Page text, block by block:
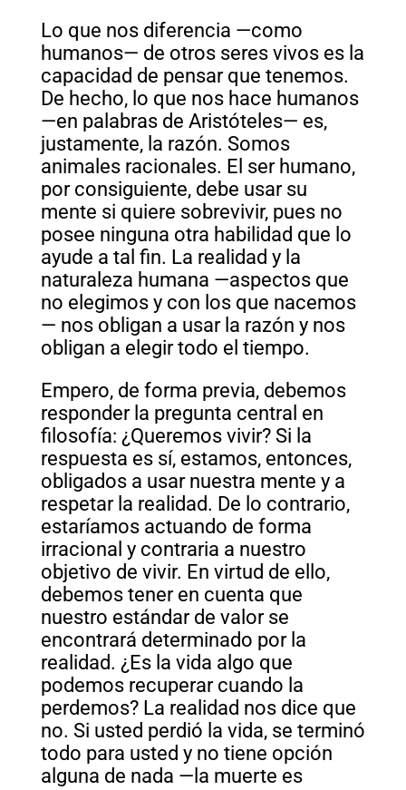
Lo que nos diferencia —como
humanos— de otros seres vivos es la
capacidad de pensar que tenemos.
De hecho, lo que nos hace humanos
—en palabras de Aristóteles— es,
justamente, la razón. Somos
animales racionales. El ser humano,
por consiguiente, debe usar su
mente si quiere sobrevivir, pues no
posee ninguna otra habilidad que lo
ayude a tal fin. La realidad y la
naturaleza humana —aspectos que
no elegimos y con los que nacemos
— nos obligan a usar la razón y nos
obligan a elegir todo el tiempo.
Empero, de forma previa, debemos
responder la pregunta central en
filosofía: ¿Queremos vivir? Si la
respuesta es sí, estamos, entonces,
obligados a usar nuestra mente y a
respetar la realidad. De lo contrario,
estaríamos actuando de forma
irracional y contraria a nuestro
objetivo de vivir. En virtud de ello,
debemos tener en cuenta que
nuestro estándar de valor se
encontrará determinado por la
realidad. ¿Es la vida algo que
podemos recuperar cuando la
perdemos? La realidad nos dice que
no. Si usted perdió la vida, se terminó
todo para usted y no tiene opción
alguna de nada —la muerte es